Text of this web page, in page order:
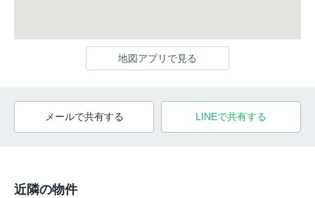
地図アプリで見る
メールで共有する LINEで共有する
近隣の物件